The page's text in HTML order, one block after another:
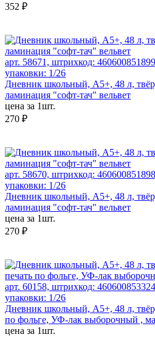
352 ₽
арт. 58671, штрихкод:
упаковки: 1/26
Дневник школьный, А5+, 48 л,
ламинация "софт-тач" вельвет
цена за 1шт.
270 ₽
арт. 58670, штрихкод:
упаковки: 1/26
Дневник школьный, А5+, 48 л,
ламинация "софт-тач" вельвет
цена за 1шт.
270 ₽
арт. 60158, штрихкод:
упаковки: 1/26
Дневник школьный, А5+, 48 л,
по фольге, УФ-лак выборочный ,
цена за 1шт.